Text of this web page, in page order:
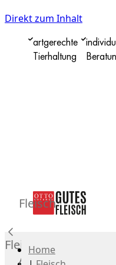
Direkt zum Inhalt
artgerechte
Tierhaltung
Fleisch
Fleisch
Alle
Home